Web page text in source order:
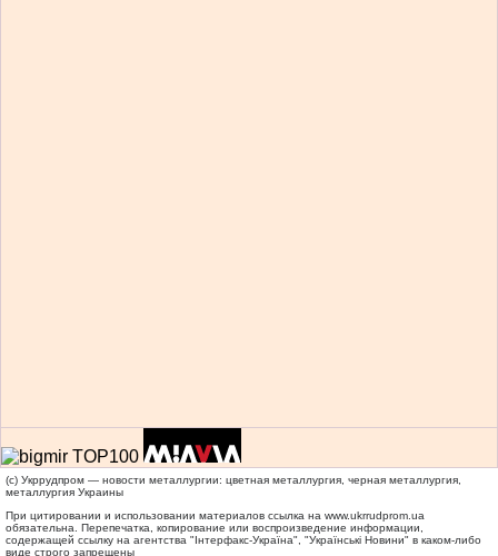
(c) Укррудпром — новости металлургии: цветная металлургия, черная металлургия,
металлургия Украины
При цитировании и использовании материалов ссылка на www.ukrrudprom.ua
обязательна. Перепечатка, копирование или воспроизведение информации,
содержащей ссылку на агентства "Iнтерфакс-Україна", "Українськi Новини" в каком-либо
виде строго запрещены